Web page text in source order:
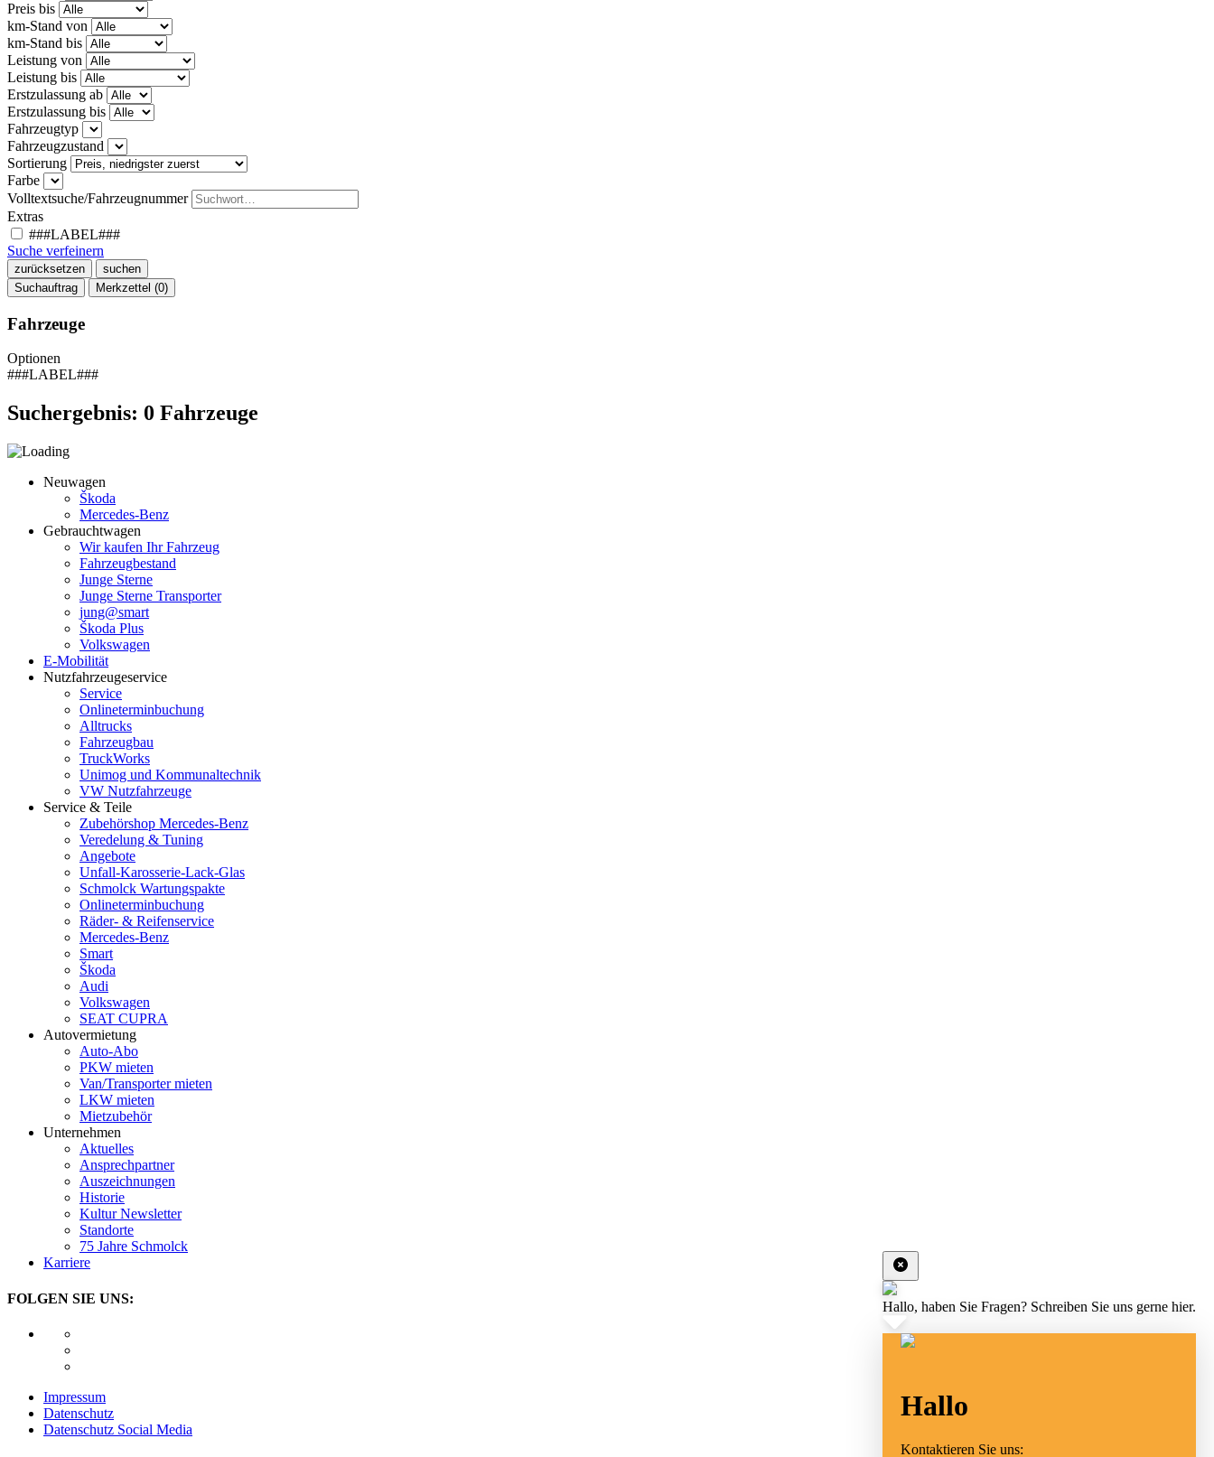
Preis bis
km-Stand von
km-Stand bis
Leistung von
Leistung bis
Erstzulassung ab
Erstzulassung bis
Fahrzeugtyp
Fahrzeugzustand
Sortierung
Farbe
Volltextsuche/Fahrzeugnummer
Extras
###LABEL###
Suche verfeinern
zurücksetzen
suchen
Suchauftrag
Merkzettel (0)
Fahrzeuge
Optionen
###LABEL###
Suchergebnis: 0 Fahrzeuge
Neuwagen
Škoda
Mercedes-Benz
Gebrauchtwagen
Wir kaufen Ihr Fahrzeug
Fahrzeugbestand
Junge Sterne
Junge Sterne Transporter
jung@smart
Škoda Plus
Volkswagen
E-Mobilität
Nutzfahrzeugeservice
Service
Onlineterminbuchung
Alltrucks
Fahrzeugbau
TruckWorks
Unimog und Kommunaltechnik
VW Nutzfahrzeuge
Service & Teile
Zubehörshop Mercedes-Benz
Veredelung & Tuning
Angebote
Unfall-Karosserie-Lack-Glas
Schmolck Wartungspakte
Onlineterminbuchung
Räder- & Reifenservice
Mercedes-Benz
Smart
Škoda
Audi
Volkswagen
SEAT CUPRA
Autovermietung
Auto-Abo
PKW mieten
Van/Transporter mieten
LKW mieten
Mietzubehör
Unternehmen
Aktuelles
Ansprechpartner
Auszeichnungen
Historie
Kultur Newsletter
Standorte
75 Jahre Schmolck
Karriere
FOLGEN SIE UNS:
Impressum
Datenschutz
Datenschutz Social Media
Hallo, haben Sie Fragen? Schreiben Sie uns gerne hier.
Hallo
Kontaktieren Sie uns: